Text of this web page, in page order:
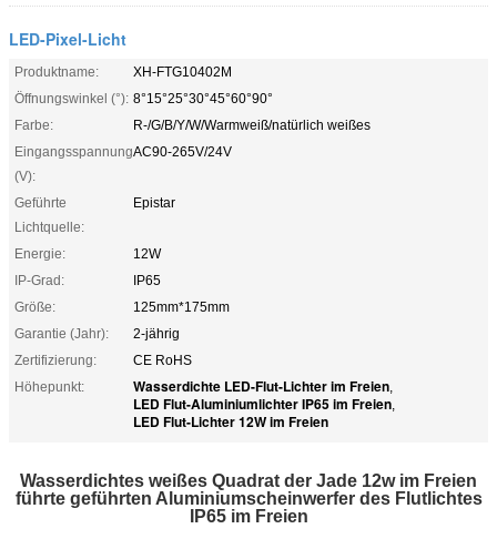
LED-Pixel-Licht
Produktname:
XH-FTG10402M
Öffnungswinkel (°): 8°15°25°30°45°60°90°
Farbe:
R-/G/B/Y/W/Warmweiß/natürlich weißes
Eingangsspannung
(V):
AC90-265V/24V
Geführte
Lichtquelle:
Epistar
Energie:
12W
IP-Grad:
IP65
Größe:
125mm*175mm
Garantie (Jahr):
2-jährig
Zertifizierung:
CE RoHS
Höhepunkt:
Wasserdichte LED-Flut-Lichter im Freien,
LED Flut-Aluminiumlichter IP65 im Freien,
LED Flut-Lichter 12W im Freien
Wasserdichtes weißes Quadrat der Jade 12w im Freien
führte geführten Aluminiumscheinwerfer des Flutlichtes
IP65 im Freien